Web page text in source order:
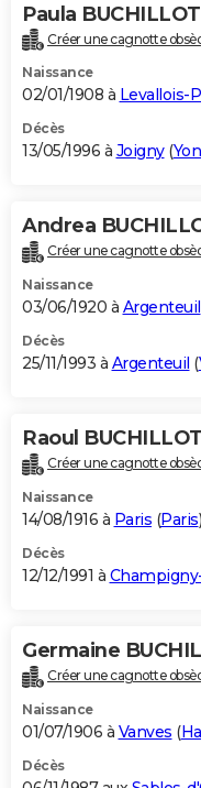
Paula BUCHILLOT
Créer une cagnotte
Naissance
02/01/1908 à Levallois-
Décès
13/05/1996 à Joigny(
Andrea
Créer une cagnotte
Naissance
03/06/1920 à Argenteuil
Décès
25/11/1993 à Argenteuil (
Raoul BUCHILLOT
Créer une cagnotte
Naissance
14/08/1916 à Paris (Paris)
Décès
12/12/1991 à
Germaine
Créer une cagnotte
Naissance
01/07/1906 à Vanves (
Décès